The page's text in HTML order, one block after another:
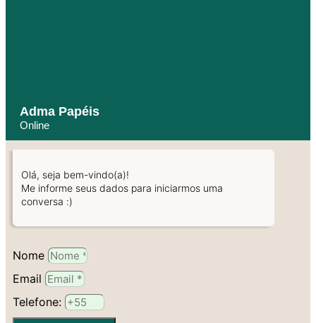
Adma Papéis
Online
Olá, seja bem-vindo(a)!
Me informe seus dados para iniciarmos uma
conversa :)
Nome
Email
Telefone: